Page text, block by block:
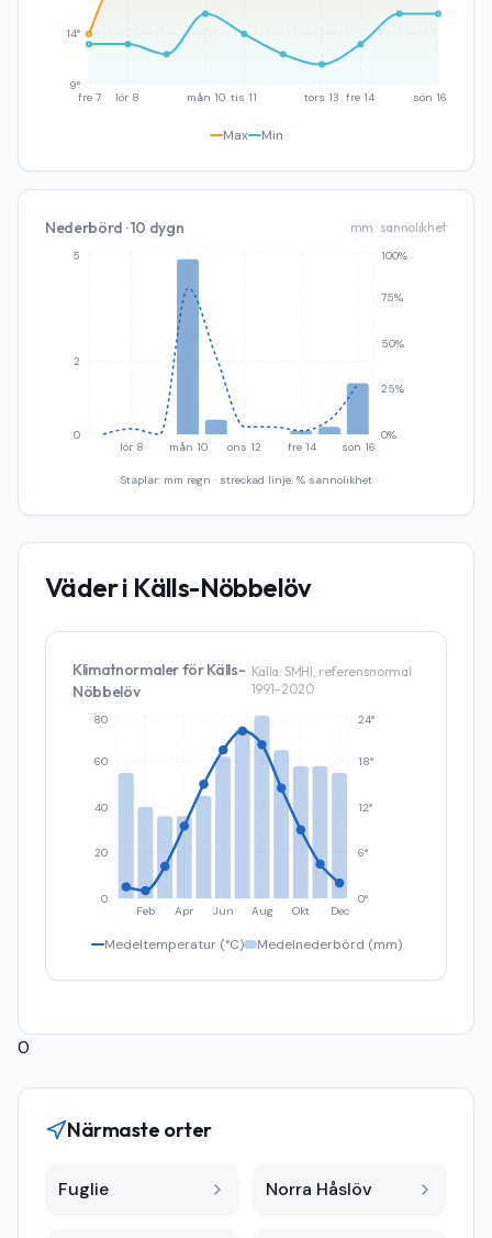
fre 7 lör 8 mån 10 tis 11 tors 13 fre 14 sön 16
9°
14°
Max Min
Nederbörd · 10 dygn mm · sannolikhet
lör 8 mån 10 ons 12 fre 14 sön 16
0
2
5
0%
25%
50%
75%
100%
Staplar: mm regn · streckad linje: % sannolikhet
Väder i Källs-Nöbbelöv
Klimatnormaler förKälls-
Nöbbelöv
Källa: SMHI, referensnormal
1991–2020
Feb Apr Jun Aug Okt Dec
0
20
40
60
80
0°
6°
12°
18°
24°
Medeltemperatur (°C) Medelnederbörd (mm)
0
Närmaste orter
Fuglie Norra Håslöv